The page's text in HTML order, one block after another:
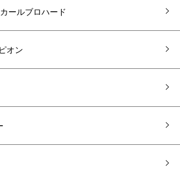
ールブロハード
オン